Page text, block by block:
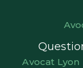
Avocat